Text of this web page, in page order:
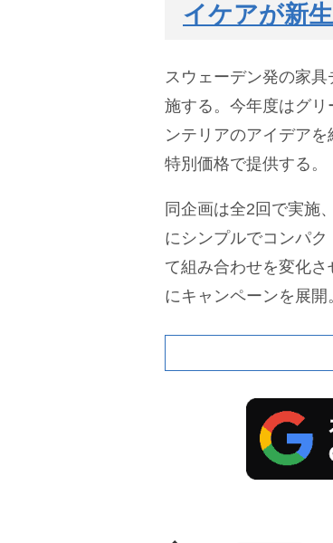
イケアが新
スウェーデン発の家
施する。今年度はグ
ンテリアのアイデア
特別価格で提供する。
同企画は全2回で実施
にシンプルでコンパ
て組み合わせを変化
にキャンペーンを展開